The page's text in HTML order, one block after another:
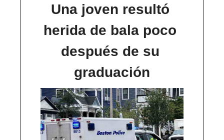
Una joven resultó
herida de bala poco
después de su
graduación